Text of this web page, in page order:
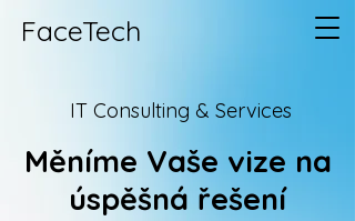
FaceTech
IT Consulting & Services
Měníme Vaše vize na
úspěšná řešení